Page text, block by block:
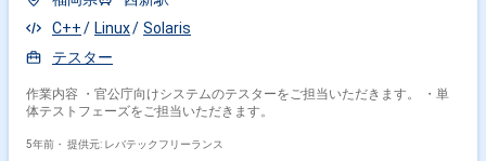
C++
Linux
Solaris
テスター
作業内容 ・官公庁向けシステムのテスターをご担当いただきます。 ・単
体テストフェーズをご担当いただきます。
5年前・ 提供元: レバテックフリーランス